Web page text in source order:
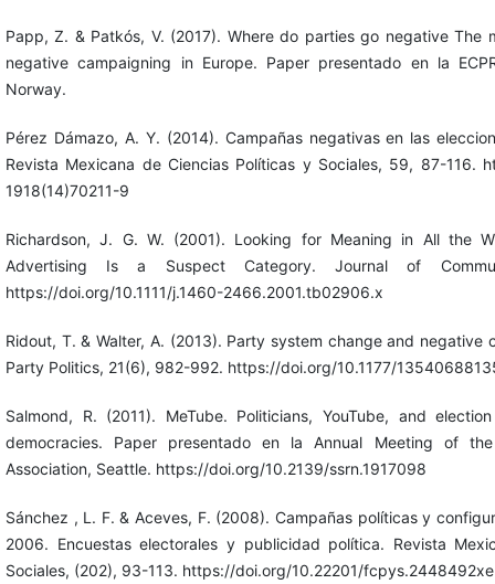
Papp, Z. & Patkós, V. (2017). Where do parties go negative The
negative campaigning in Europe. Paper presentado en la
Norway.
Pérez Dámazo, A. Y. (2014). Campañas negativas en las
Revista Mexicana de Ciencias Políticas y Sociales, 59, 87-116.
1918(14)70211-9
Richardson, J. G. W. (2001). Looking for Meaning in All the
Advertising Is a Suspect Category. Journal of
https://doi.org/10.1111/j.1460-2466.2001.tb02906.x
Ridout, T. & Walter, A. (2013). Party system change and negative
Party Politics, 21(6), 982-992. https://doi.org/10.1177/
Salmond, R. (2011). MeTube. Politicians, YouTube, and
democracies. Paper presentado en la Annual Meeting of
Association, Seattle. https://doi.org/10.2139/ssrn.1917098
Sánchez , L. F. & Aceves, F. (2008). Campañas políticas y
2006. Encuestas electorales y publicidad política. Revista
Sociales, (202), 93-113. https://doi.org/10.22201/